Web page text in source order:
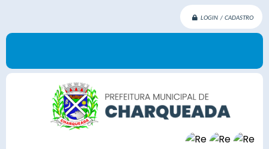
LOGIN / CADASTRO